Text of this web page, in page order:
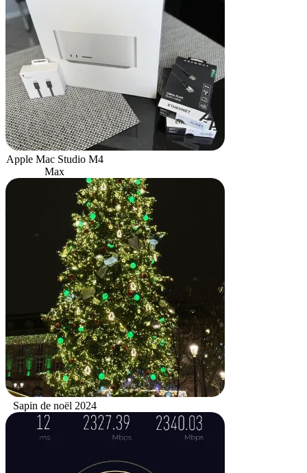
Apple Mac Studio M4
Max
Sapin de noël 2024